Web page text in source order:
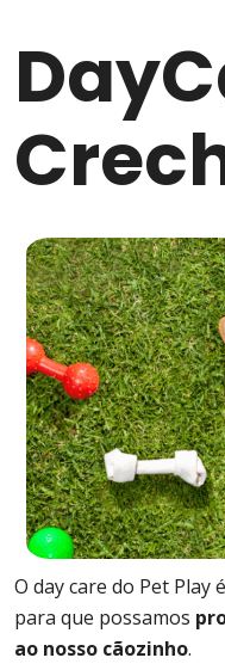
O day care do Pet Play
para que possamos
ao nosso cãozinho.